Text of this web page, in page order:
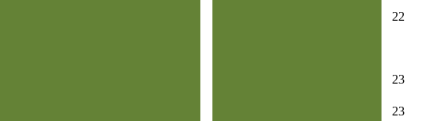
22
23
23